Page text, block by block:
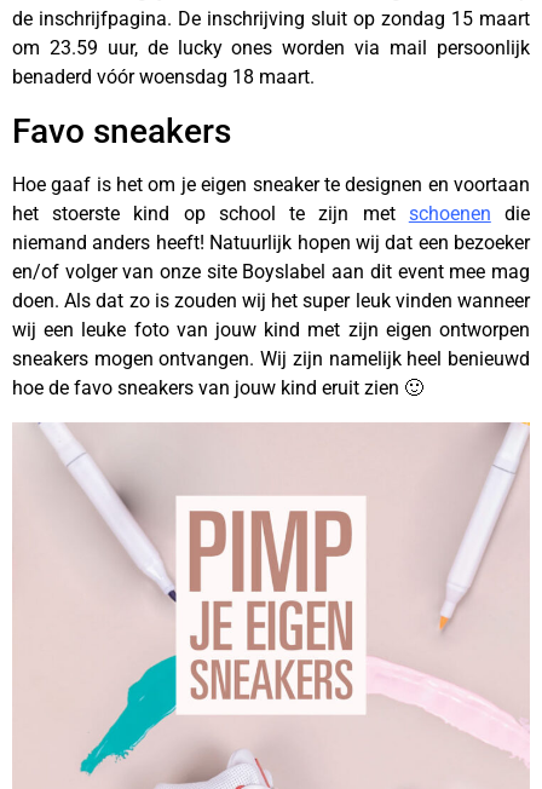
de inschrijfpagina. De inschrijving sluit op zondag 15 maart
om 23.59 uur, de lucky ones worden via mail persoonlijk
benaderd vóór woensdag 18 maart.
Favo sneakers
Hoe gaaf is het om je eigen sneaker te designen en voortaan
het stoerste kind op school te zijn met schoenen die
niemand anders heeft! Natuurlijk hopen wij dat een bezoeker
en/of volger van onze site Boyslabel aan dit event mee mag
doen. Als dat zo is zouden wij het super leuk vinden wanneer
wij een leuke foto van jouw kind met zijn eigen ontworpen
sneakers mogen ontvangen. Wij zijn namelijk heel benieuwd
hoe de favo sneakers van jouw kind eruit zien 🙂